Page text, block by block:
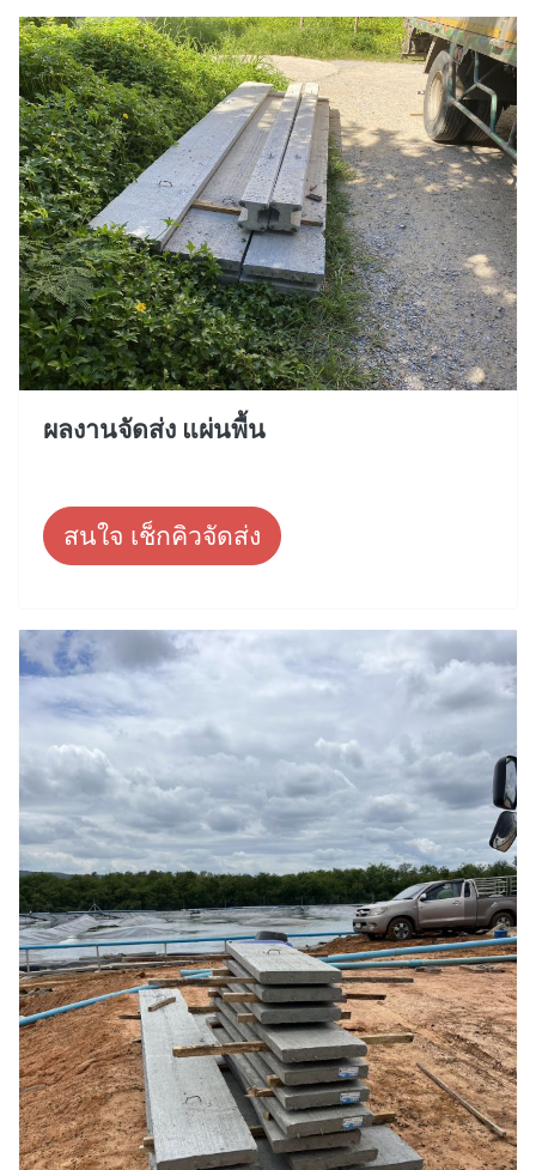
ผลงานจัดส่ง แผ่นพื้น
สนใจ เช็กคิวจัดส่ง